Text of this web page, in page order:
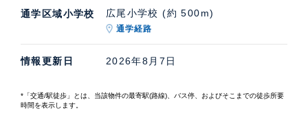
通学区域小学校 広尾小学校 (約 500m)
通学経路
情報更新日 2026年8月7日
*「交通/駅徒歩」とは、当該物件の最寄駅(路線)、バス停、およびそこまでの徒歩所要
時間を表示します。